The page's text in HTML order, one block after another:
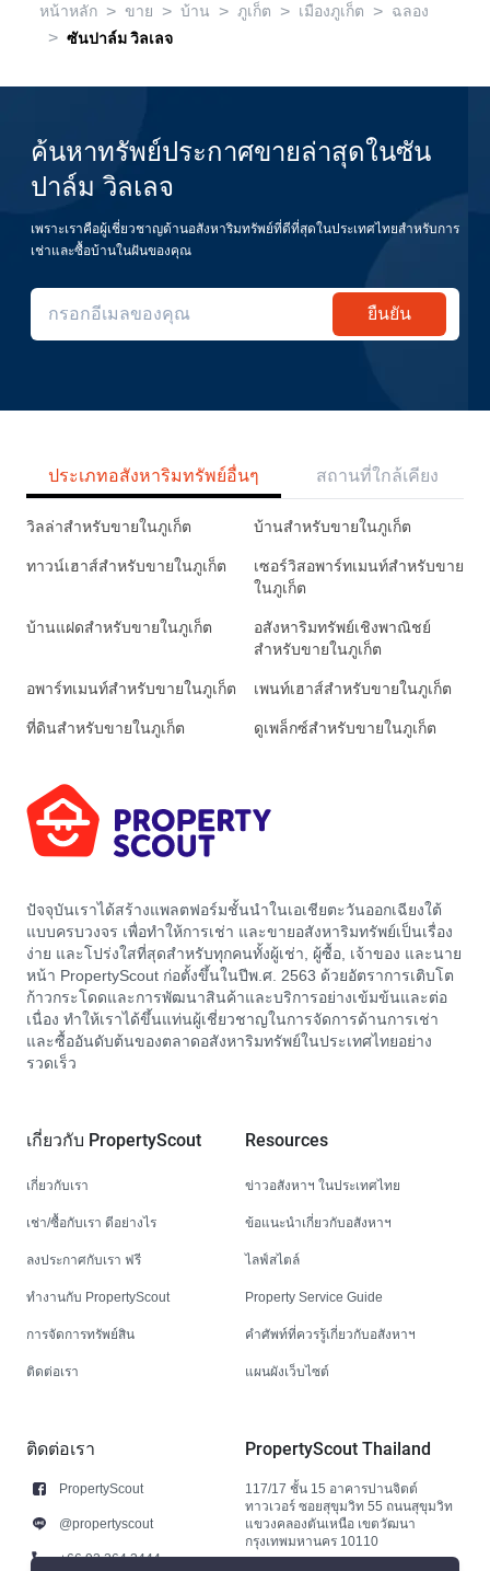
หน้าหลัก > ขาย > บ้าน > ภูเก็ต > เมืองภูเก็ต > ฉลอง
> ซันปาล์ม วิลเลจ
ค้นหาทรัพย์ประกาศขายล่าสุดในซัน
ปาล์ม วิลเลจ
เพราะเราคือผู้เชี่ยวชาญด้านอสังหาริมทรัพย์ที่ดีที่สุดในประเทศไทยสำหรับการ
เช่าและซื้อบ้านในฝันของคุณ
ยืนยัน
ประเภทอสังหาริมทรัพย์อื่นๆ สถานที่ใกล้เคียง
วิลล่าสำหรับขายในภูเก็ต บ้านสำหรับขายในภูเก็ต
ทาวน์เฮาส์สำหรับขายในภูเก็ต
เซอร์วิสอพาร์ทเมนท์สำหรับขาย
ในภูเก็ต
บ้านแฝดสำหรับขายในภูเก็ต
อสังหาริมทรัพย์เชิงพาณิชย์
สำหรับขายในภูเก็ต
อพาร์ทเมนท์สำหรับขายในภูเก็ต เพนท์เฮาส์สำหรับขายในภูเก็ต
ที่ดินสำหรับขายในภูเก็ต ดูเพล็กซ์สำหรับขายในภูเก็ต
ปัจจุบันเราได้สร้างแพลตฟอร์มชั้นนำในเอเชียตะวันออกเฉียงใต้
แบบครบวงจร เพื่อทำให้การเช่า และขายอสังหาริมทรัพย์เป็นเรื่อง
ง่าย และโปร่งใสที่สุดสำหรับทุกคนทั้งผู้เช่า, ผู้ซื้อ, เจ้าของ และนาย
หน้า PropertyScout ก่อตั้งขึ้นในปีพ.ศ. 2563 ด้วยอัตราการเติบโต
ก้าวกระโดดและการพัฒนาสินค้าและบริการอย่างเข้มข้นและต่อ
เนื่อง ทำให้เราได้ขึ้นแท่นผู้เชี่ยวชาญในการจัดการด้านการเช่า
และซื้ออันดับต้นของตลาดอสังหาริมทรัพย์ในประเทศไทยอย่าง
รวดเร็ว
เกี่ยวกับ PropertyScout
เกี่ยวกับเรา
เช่า/ซื้อกับเรา ดีอย่างไร
ลงประกาศกับเรา ฟรี
ทำงานกับ PropertyScout
การจัดการทรัพย์สิน
ติดต่อเรา
Resources
ข่าวอสังหาฯ ในประเทศไทย
ข้อแนะนำเกี่ยวกับอสังหาฯ
ไลฟ์สไตล์
Property Service Guide
คำศัพท์ที่ควรรู้เกี่ยวกับอสังหาฯ
แผนผังเว็บไซต์
ติดต่อเรา
PropertyScout
@propertyscout
+66 92 264 3444
PropertyScout Thailand
117/17 ชั้น 15 อาคารปานจิตต์
ทาวเวอร์ ซอยสุขุมวิท 55 ถนนสุขุมวิท
แขวงคลองตันเหนือ เขตวัฒนา
กรุงเทพมหานคร 10110